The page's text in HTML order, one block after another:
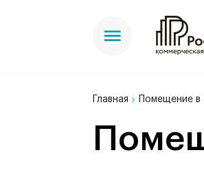
Главная Помещение в